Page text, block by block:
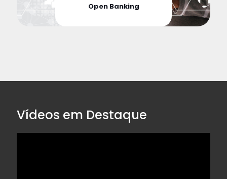
Open Banking
Vídeos em Destaque